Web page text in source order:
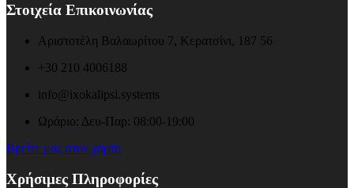
Στοιχεία Επικοινωνίας
Αριστοτέλη Βαλαωρίτου 7, Κερατσίνι, 187 56
+30 210 4006188
info@ixokalipsi.systems
Ωράριο: Δευ-Παρ: 08:00-19:00
Βρείτε μας στον χάρτη
Χρήσιμες Πληροφορίες